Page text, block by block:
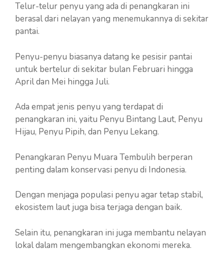
Telur-telur penyu yang ada di penangkaran ini
berasal dari nelayan yang menemukannya di sekitar
pantai.
Penyu-penyu biasanya datang ke pesisir pantai
untuk bertelur di sekitar bulan Februari hingga
April dan Mei hingga Juli.
Ada empat jenis penyu yang terdapat di
penangkaran ini, yaitu Penyu Bintang Laut, Penyu
Hijau, Penyu Pipih, dan Penyu Lekang.
Penangkaran Penyu Muara Tembulih berperan
penting dalam konservasi penyu di Indonesia.
Dengan menjaga populasi penyu agar tetap stabil,
ekosistem laut juga bisa terjaga dengan baik.
Selain itu, penangkaran ini juga membantu nelayan
lokal dalam mengembangkan ekonomi mereka.